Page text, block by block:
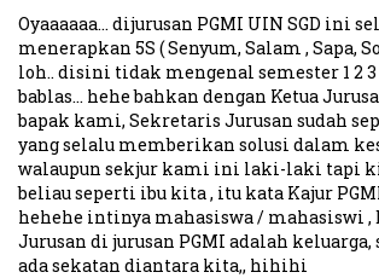
Oyaaaaaa… dijurusan PGMI UIN SGD ini
menerapkan 5S ( Senyum, Salam , Sapa,
loh.. disini tidak mengenal semester 1 2 3
bablas… hehe bahkan dengan Ketua
bapak kami, Sekretaris Jurusan sudah
yang selalu memberikan solusi dalam
walaupun sekjur kami ini laki-laki tapi
beliau seperti ibu kita , itu kata Kajur
hehehe intinya mahasiswa / mahasiswi ,
Jurusan di jurusan PGMI adalah
ada sekatan diantara kita,, hihihi